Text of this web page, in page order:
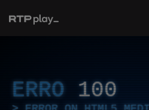
ERRO 100